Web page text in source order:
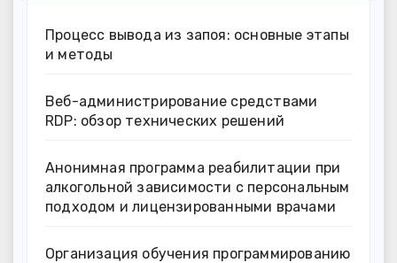
Процесс вывода из запоя: основные этапы
и методы
Веб-администрирование средствами
RDP: обзор технических решений
Анонимная программа реабилитации при
алкогольной зависимости с персональным
подходом и лицензированными врачами
Организация обучения программированию